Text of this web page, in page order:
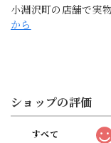
小淵沢町の店舗で実
から
ショップの評価
すべて